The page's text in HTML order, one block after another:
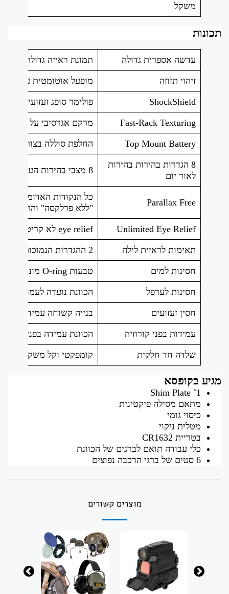
משקל
תכונות
עדשה אספרית גדולה תמונת ראייה גדולה ללא
זיהוי תזוזה מופעל אוטומטית עם תנועה ושומר על
ShockShield פולימר סופג זעזועים, גוף האלומיניום 7075. מגן עליו
Fast-Rack Texturing מרקם אגרסיבי על פני
Top Mount Battery החלפת סוללה בצורה קלה
8 הגדרות בהירות בהירות
לאור יום
8 מצבי בהירות העוזרים למשתמש לזהות את הנקודה במהירות גם באור יום
Parallax Free
כל הנקודות האדומות
"ללא פרלקסה" וההבדל
Unlimited Eye Relief eye relief לא קריטי לראיית מטרות בצורה מהירה
תאימות לראיית לילה 2 ההגדרות הנמוכות ביותר תואמות לראיית לילה.
חסינות למים טבעות O-ring מונעים חדירת לחות, אבק ופסולת לביצועים אמינים בכל הסביבות
חסינות לערפל הכוונת נועדה לעמוד
חסין זעזועים בנייה קשוחה עמידה בפני
עמידות בפני קורוזיה הכוונת עמידה בפני
שלדה חד חלקית קומפקטי וקל משקל
מגיע בקופסא
1˚ Shim Plate
מתאם מסילה פיקטינית
כיסוי גומי
מטלית ניקוי
בטריית CR1632
כלי עבודה תואם לברגים של הכוונת
6 סטים של ברגי הרכבה נפוצים
מוצרים קשורים